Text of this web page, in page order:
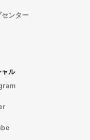
ンター
ャル